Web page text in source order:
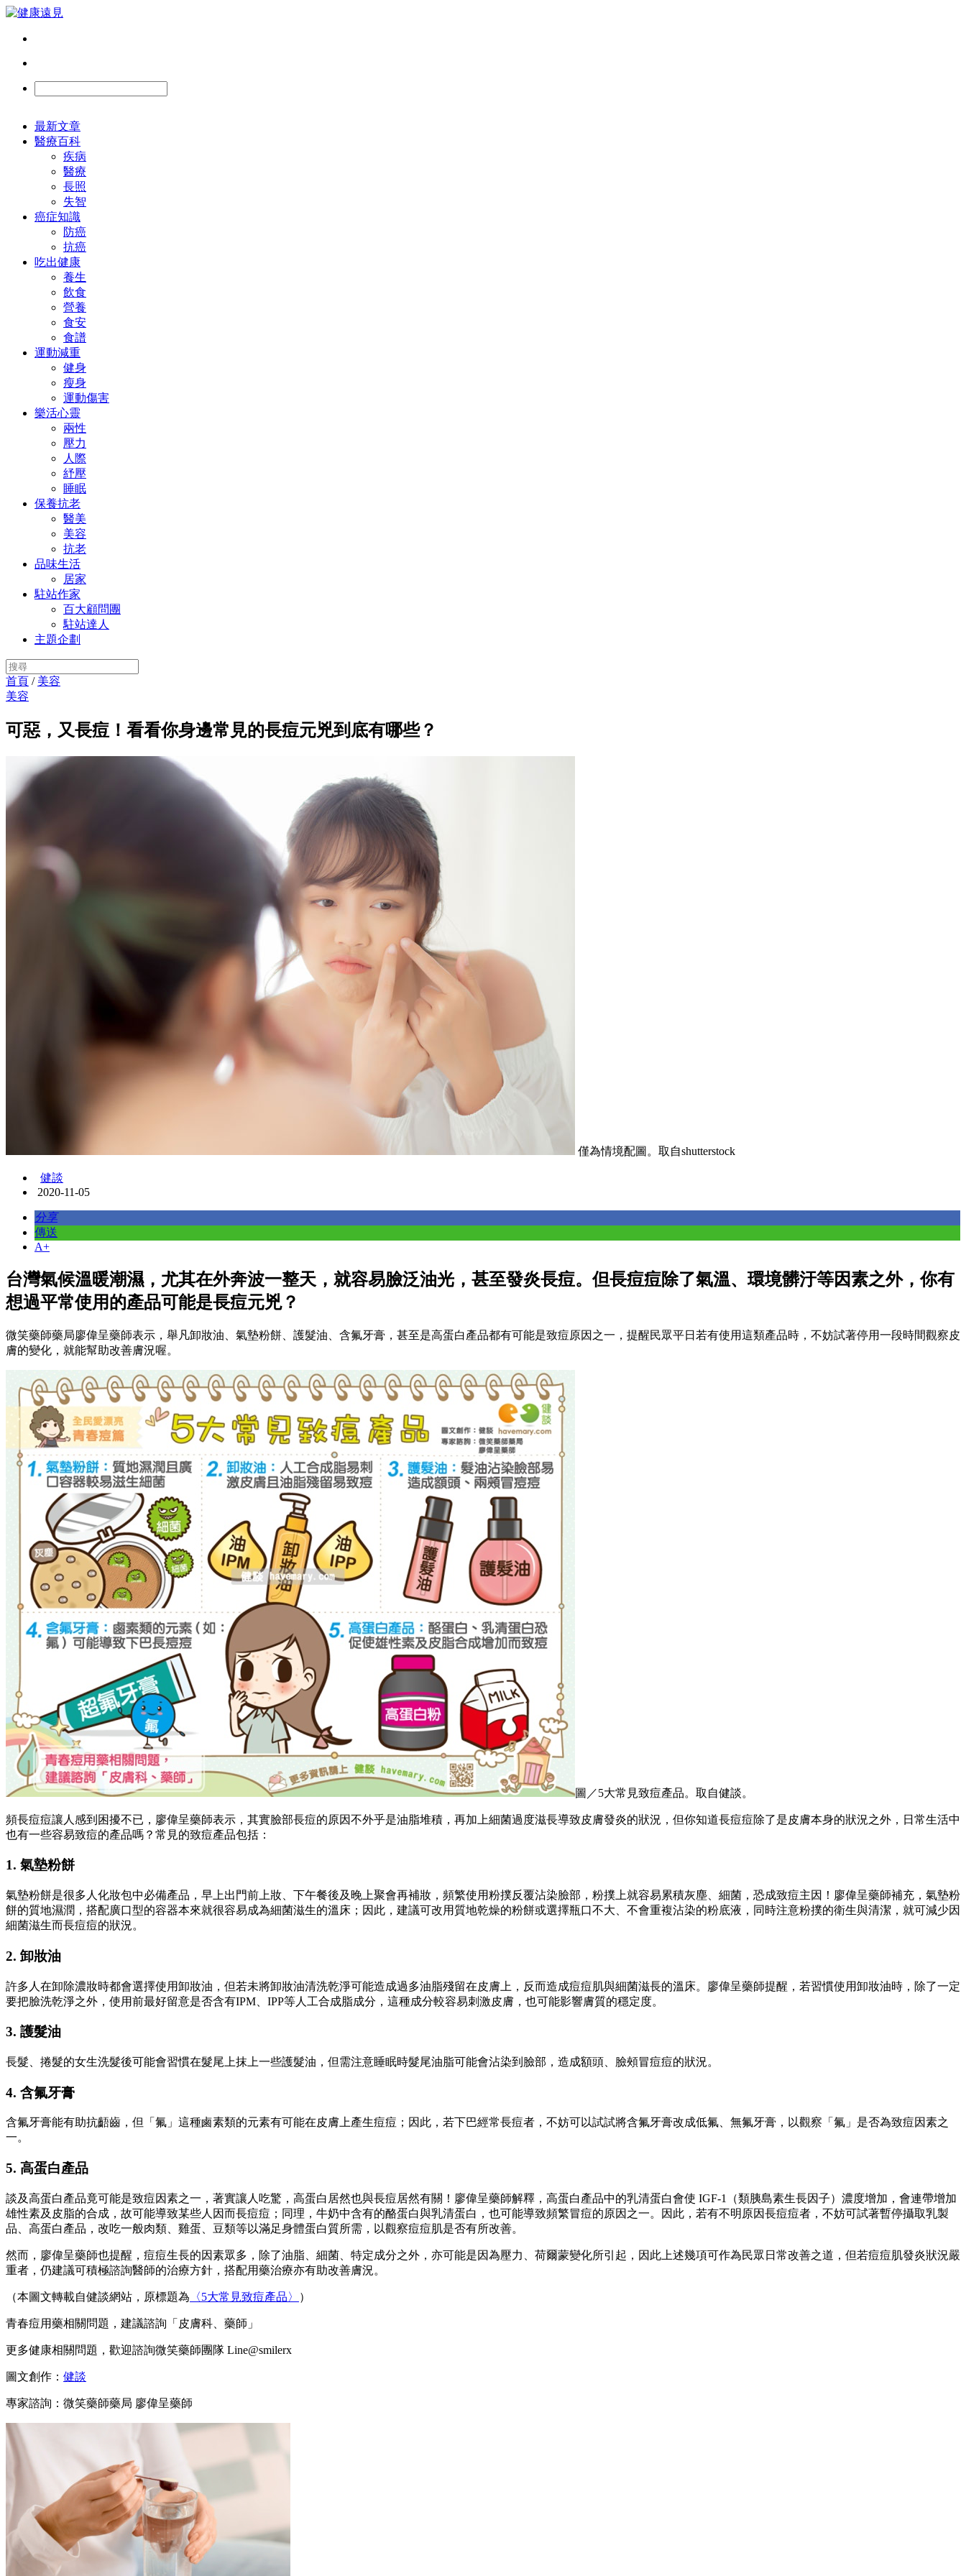
最新文章
醫療百科
疾病
醫療
長照
失智
癌症知識
防癌
抗癌
吃出健康
養生
飲食
營養
食安
食譜
運動減重
健身
瘦身
運動傷害
樂活心靈
兩性
壓力
人際
紓壓
睡眠
保養抗老
醫美
美容
抗老
品味生活
居家
駐站作家
百大顧問團
駐站達人
主題企劃
首頁 / 美容
美容
可惡，又長痘！看看你身邊常見的長痘元兇到底有哪些？
僅為情境配圖。取自shutterstock
健談
2020-11-05
分享
傳送
A+
台灣氣候溫暖潮濕，尤其在外奔波一整天，就容易臉泛油光，甚至發炎長痘。但長痘痘除了氣溫、環境髒汙等因素之外，你有
想過平常使用的產品可能是長痘元兇？
微笑藥師藥局廖偉呈藥師表示，舉凡卸妝油、氣墊粉餅、護髮油、含氟牙膏，甚至是高蛋白產品都有可能是致痘原因之一，提醒民眾平日若有使用這類產品時，不妨試著停用一段時間觀察皮
膚的變化，就能幫助改善膚況喔。
圖／5大常見致痘產品。取自健談。
頻長痘痘讓人感到困擾不已，廖偉呈藥師表示，其實臉部長痘的原因不外乎是油脂堆積，再加上細菌過度滋長導致皮膚發炎的狀況，但你知道長痘痘除了是皮膚本身的狀況之外，日常生活中
也有一些容易致痘的產品嗎？常見的致痘產品包括：
1. 氣墊粉餅
氣墊粉餅是很多人化妝包中必備產品，早上出門前上妝、下午餐後及晚上聚會再補妝，頻繁使用粉撲反覆沾染臉部，粉撲上就容易累積灰塵、細菌，恐成致痘主因！廖偉呈藥師補充，氣墊粉
餅的質地濕潤，搭配廣口型的容器本來就很容易成為細菌滋生的溫床；因此，建議可改用質地乾燥的粉餅或選擇瓶口不大、不會重複沾染的粉底液，同時注意粉撲的衛生與清潔，就可減少因
細菌滋生而長痘痘的狀況。
2. 卸妝油
許多人在卸除濃妝時都會選擇使用卸妝油，但若未將卸妝油清洗乾淨可能造成過多油脂殘留在皮膚上，反而造成痘痘肌與細菌滋長的溫床。廖偉呈藥師提醒，若習慣使用卸妝油時，除了一定
要把臉洗乾淨之外，使用前最好留意是否含有IPM、IPP等人工合成脂成分，這種成分較容易刺激皮膚，也可能影響膚質的穩定度。
3. 護髮油
長髮、捲髮的女生洗髮後可能會習慣在髮尾上抹上一些護髮油，但需注意睡眠時髮尾油脂可能會沾染到臉部，造成額頭、臉頰冒痘痘的狀況。
4. 含氟牙膏
含氟牙膏能有助抗齬齒，但「氟」這種鹵素類的元素有可能在皮膚上產生痘痘；因此，若下巴經常長痘者，不妨可以試試將含氟牙膏改成低氟、無氟牙膏，以觀察「氟」是否為致痘因素之
一。
5. 高蛋白產品
談及高蛋白產品竟可能是致痘因素之一，著實讓人吃驚，高蛋白居然也與長痘居然有關！廖偉呈藥師解釋，高蛋白產品中的乳清蛋白會使 IGF-1（類胰島素生長因子）濃度增加，會連帶增加
雄性素及皮脂的合成，故可能導致某些人因而長痘痘；同理，牛奶中含有的酪蛋白與乳清蛋白，也可能導致頻繁冒痘的原因之一。因此，若有不明原因長痘痘者，不妨可試著暫停攝取乳製
品、高蛋白產品，改吃一般肉類、雞蛋、豆類等以滿足身體蛋白質所需，以觀察痘痘肌是否有所改善。
然而，廖偉呈藥師也提醒，痘痘生長的因素眾多，除了油脂、細菌、特定成分之外，亦可能是因為壓力、荷爾蒙變化所引起，因此上述幾項可作為民眾日常改善之道，但若痘痘肌發炎狀況嚴
重者，仍建議可積極諮詢醫師的治療方針，搭配用藥治療亦有助改善膚況。
（本圖文轉載自健談網站，原標題為 〈5大常見致痘產品〉 ）
青春痘用藥相關問題，建議諮詢「皮膚科、藥師」
更多健康相關問題，歡迎諮詢微笑藥師團隊 Line@smilerx
圖文創作： 健談
專家諮詢：微笑藥師藥局 廖偉呈藥師